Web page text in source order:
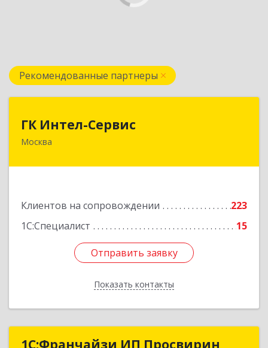
Рекомендованные партнеры
ГК Интел-Сервис
Москва
Клиентов на сопровождении
223
1С:Специалист
15
Отправить заявку
Показать контакты
117105, Москва г, Варшавское ш, дом № 37А,
Отправить заявку
Назад
1C:Франчайзи ИП Просвирин
1C:Франчайзи ИП Просвирин